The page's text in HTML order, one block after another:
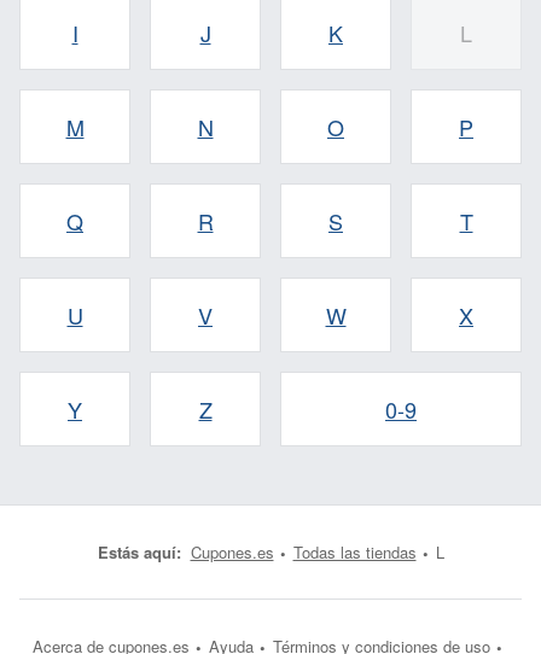
I J K L
M N O P
Q R S T
U V W X
Y Z 0-9
Estás aquí: Cupones.es Todas las tiendas L
Acerca de cupones.es Ayuda Términos y condiciones de uso